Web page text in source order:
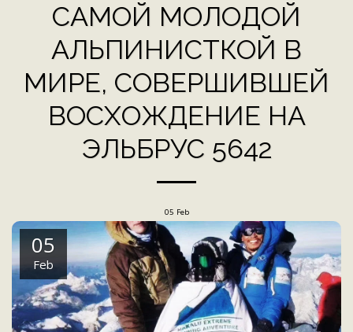
САМОЙ МОЛОДОЙ
АЛЬПИНИСТКОЙ В
МИРЕ, СОВЕРШИВШЕЙ
ВОСХОЖДЕНИЕ НА
ЭЛЬБРУС 5642
05 Feb
05
Feb